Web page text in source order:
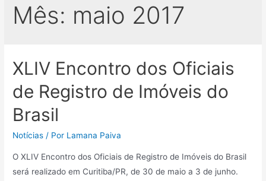
Mês: maio 2017
XLIV Encontro dos Oficiais
de Registro de Imóveis do
Brasil
Notícias / Por Lamana Paiva
O XLIV Encontro dos Oficiais de Registro de Imóveis do Brasil
será realizado em Curitiba/PR, de 30 de maio a 3 de junho.